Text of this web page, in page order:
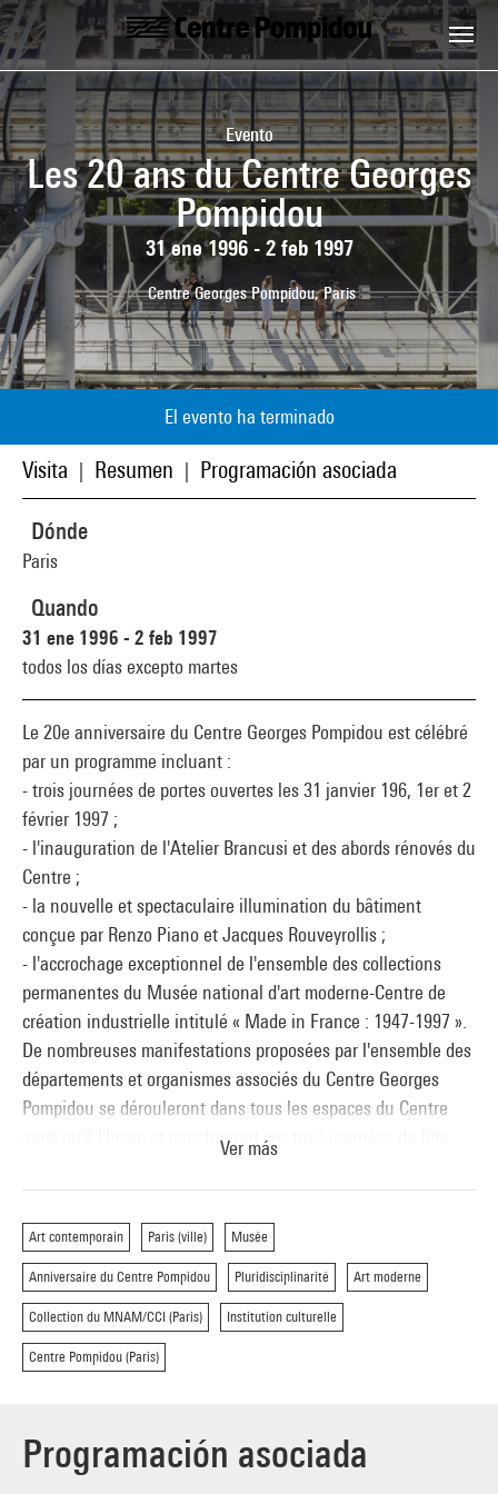
Skip to main content
Centre Pompidou
Evento
Les 20 ans du Centre Georges
Pompidou
31 ene 1996 - 2 feb 1997
Centre Georges Pompidou, Paris
El evento ha terminado
Visita Resumen Programación asociada
Le 20e anniversaire du Centre Georges Pompidou est célébré
par un programme incluant :
- trois journées de portes ouvertes les 31 janvier 196, 1er et 2
février 1997 ;
- l'inauguration de l'Atelier Brancusi et des abords rénovés du
Centre ;
- la nouvelle et spectaculaire illumination du bâtiment
conçue par Renzo Piano et Jacques Rouveyrollis ;
- l'accrochage exceptionnel de l'ensemble des collections
permanentes du Musée national d'art moderne-Centre de
création industrielle intitulé « Made in France : 1947-1997 ».
De nombreuses manifestations proposées par l'ensemble des
départements et organismes associés du Centre Georges
Pompidou se dérouleront dans tous les espaces du Centre
ainsi qu'à l'Ircam et ponctueront ces trois journées de fête.
- un colloque international sur la politique culturelle les 22,
23 et 24 janvier 1997 ;
- un programme de danse contemporaine se déroule du 26
janvier au 23 février 1997 ;
- un grand défilé-parade les 1er et 2 février à 19h dans le
Forum, au cours duquel 135 enfants porteront les costumes,
inspirés par des œuvres d'artistes du XXe siècle du Musée,
octobre 1996, et danseront sur une mise en scène de
Ver más
Art contemporain Paris (ville) Musée
Anniversaire du Centre Pompidou Pluridisciplinarité Art moderne
Collection du MNAM/CCI (Paris) Institution culturelle
Centre Pompidou (Paris)
Dónde
Paris
Quando
31 ene 1996 - 2 feb 1997
todos los días excepto martes
Programación asociada